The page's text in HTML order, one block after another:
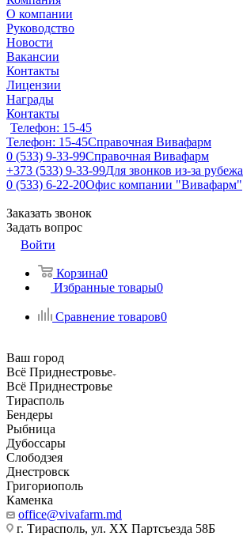
О компании
Руководство
Новости
Вакансии
Контакты
Лицензии
Награды
Контакты
Телефон: 15-45
Телефон: 15-45Справочная Вивафарм
0 (533) 9-33-99Справочная Вивафарм
+373 (533) 9-33-99Для звонков из-за рубежа
0 (533) 6-22-20Офис компании "Вивафарм"
Заказать звонок
Задать вопрос
Войти
Корзина0
Избранные товары0
Сравнение товаров0
Ваш город
Всё Приднестровье
Всё Приднестровье
Тирасполь
Бендеры
Рыбница
Дубоссары
Слободзея
Днестровск
Григориополь
Каменка
office@vivafarm.md
г. Тирасполь, ул. ХХ Партсъезда 58Б